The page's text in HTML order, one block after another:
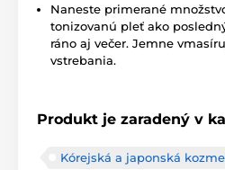
Naneste primerané
tonizovanú pleť ako
ráno aj večer. Jemne
vstrebania.
Produkt je zaradený v
Kórejská a japonská